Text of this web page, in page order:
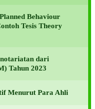
Behaviour
Tesis Theory
dari
Tahun 2023
Menurut Para Ahli